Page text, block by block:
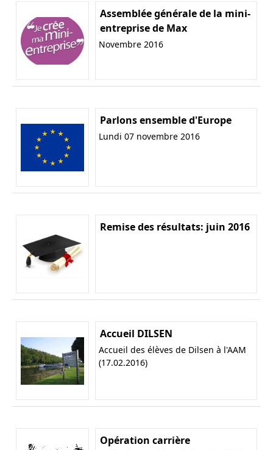
Assemblée générale de la mini-
entreprise de Max
Novembre 2016
Parlons ensemble d'Europe
Lundi 07 novembre 2016
Remise des résultats: juin 2016
Accueil DILSEN
Accueil des élèves de Dilsen à l'AAM
(17.02.2016)
Opération carrière